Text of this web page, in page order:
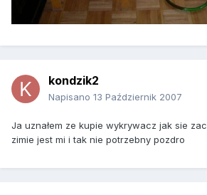
kondzik2
Napisano 13 Październik 2007
Ja uznałem ze kupie wykrywacz jak sie
zimie jest mi i tak nie potrzebny pozdro